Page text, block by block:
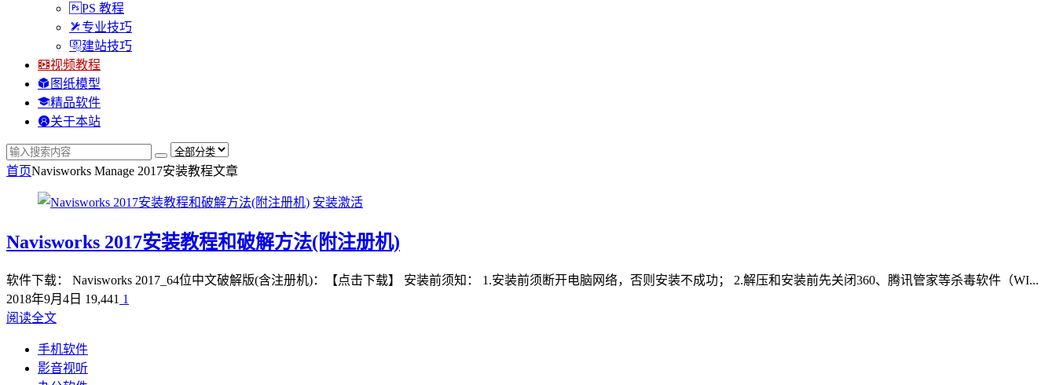
PS 教程
专业技巧
建站技巧
视频教程
图纸模型
精品软件
关于本站
首页Navisworks Manage 2017安装教程文章
安装激活
Navisworks 2017安装教程和破解方法(附注册机)
软件下载： Navisworks 2017_64位中文破解版(含注册机)：【点击下载】 安装前须知： 1.安装前须断开电脑网络，否则安装不成功； 2.解压和安装前先关闭360、腾讯管家等杀毒软件（WI...
2018年9月4日 19,441 1
阅读全文
手机软件
影音视听